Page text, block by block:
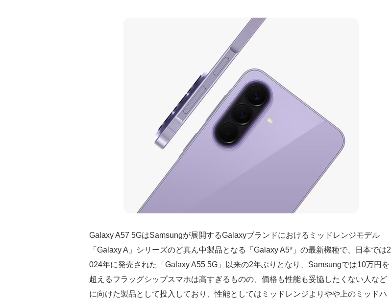
Galaxy A57 5GはSamsungが展開するGalaxyブランドにおけるミッドレンジモデル
「Galaxy A」シリーズのど真ん中製品となる「Galaxy A5*」の最新機種で、日本では2
024年に発売された「Galaxy A55 5G」以来の2年ぶりとなり、Samsungでは10万円を
超えるフラッグシップスマホは高すぎるものの、価格も性能も妥協したくない人など
に向けた製品として投入しており、性能としてはミッドレンジよりやや上のミッドハ